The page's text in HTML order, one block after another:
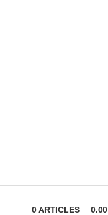
0ARTICLES 0.00